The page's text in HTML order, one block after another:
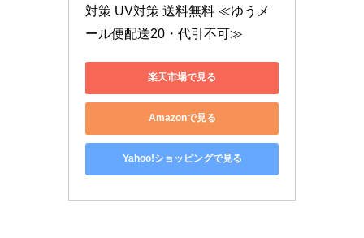
対策 UV対策 送料無料 ≪ゆうメ
ール便配送20・代引不可≫
楽天市場で見る
Amazonで見る
Yahoo!ショッピングで見る